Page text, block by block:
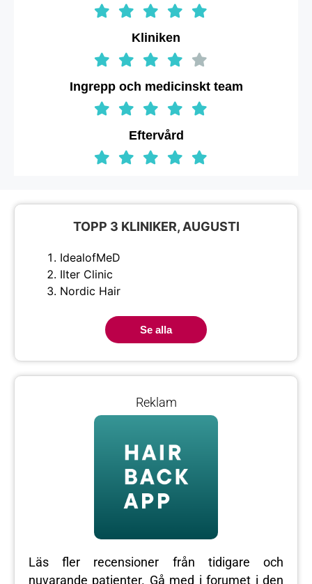
Kliniken
Ingrepp och medicinskt team
Eftervård
TOPP 3 KLINIKER, AUGUSTI
IdealofMeD
Ilter Clinic
Nordic Hair
Se alla
Reklam
Läs fler recensioner från tidigare och
nuvarande patienter. Gå med i forumet i den